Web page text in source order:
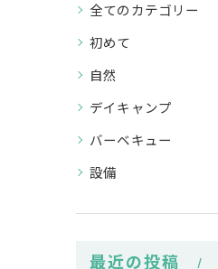
全てのカテゴリー
初めて
自然
デイキャンプ
バーベキュー
設備
最近の投稿